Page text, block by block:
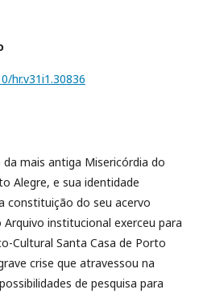
hr.v31i1.30836
mais antiga Misericórdia do
Alegre, e sua identidade
constituição do seu acervo
institucional exerceu para
Cultural Santa Casa de Porto
crise que atravessou na
de pesquisa para